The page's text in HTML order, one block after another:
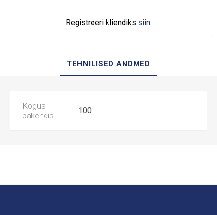
Registreeri kliendiks siin.
TEHNILISED ANDMED
Kogus
pakendis
100